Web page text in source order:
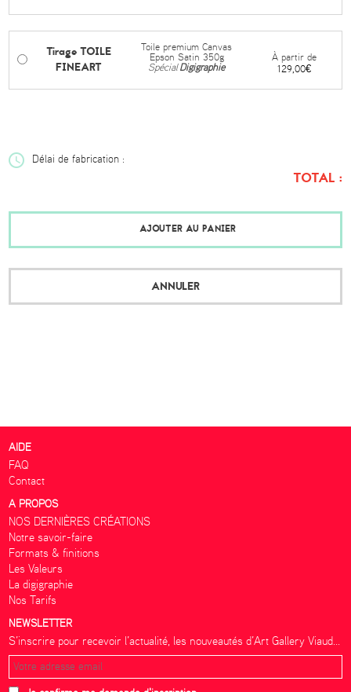
Tirage TOILE
FINEART
Toile premium Canvas
Epson Satin 350g
SpécialDigigraphie
À partir de
129,00€
Délai de fabrication :
TOTAL :
ANNULER
AJOUTER AU PANIER
AIDE
FAQ
Contact
A PROPOS
NOS DERNIÈRES CRÉATIONS
Notre savoir-faire
Formats & finitions
Les Valeurs
La digigraphie
Nos Tarifs
NEWSLETTER
S’inscrire pour recevoir l’actualité, les nouveautés d’Art Gallery Viaud...